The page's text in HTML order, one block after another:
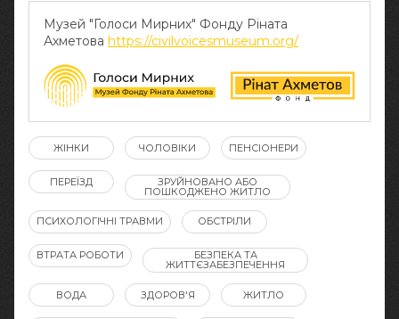
Музей "Голоси Мирних" Фонду Ріната
Ахметова https://civilvoicesmuseum.org/
ЖІНКИ ЧОЛОВІКИ ПЕНСІОНЕРИ
ПЕРЕЇЗД ЗРУЙНОВАНО АБО
ПОШКОДЖЕНО ЖИТЛО
ПСИХОЛОГІЧНІ ТРАВМИ ОБСТРІЛИ
ВТРАТА РОБОТИ БЕЗПЕКА ТА
ЖИТТЄЗАБЕЗПЕЧЕННЯ
ВОДА ЗДОРОВ'Я ЖИТЛО